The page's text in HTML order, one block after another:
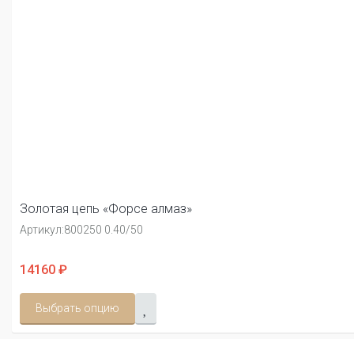
Золотая цепь «Форсе алмаз»
Артикул:800250 0.40/50
14160 ₽
Выбрать опцию